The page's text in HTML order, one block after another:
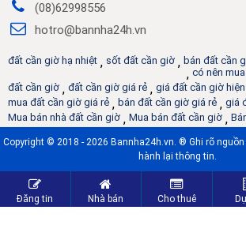
(08)62998556
hotro@bannha24h.vn
đất cần giờ hạ nhiệt , sốt đất cần giờ , bán đất cần
, có nên
đất cần giờ , đất cần giờ giá rẻ , giá đất cần giờ
mua đất cần giờ giá rẻ , bán đất cần giờ giá rẻ , giá
Mua bán nhà đất cần giờ , Mua bán đất cần giờ ,
Copyright © 2018 - 2026 Bannha24h.vn. ® Ghi rõ
hành lại thông tin.
Đăng tin Nhà bán Cho thuê